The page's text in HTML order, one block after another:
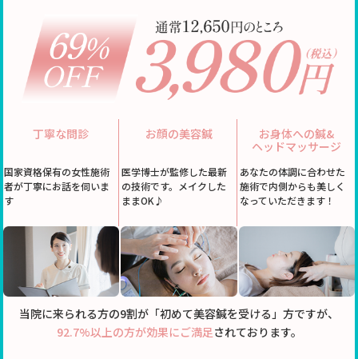
丁寧な問診
国家資格保有の女性施術
者が丁寧にお話を伺いま
す
お顔の美容鍼
医学博士が監修した最新
の技術です。メイクした
ままOK♪
お身体への鍼&
ヘッドマッサージ
あなたの体調に合わせた
施術で内側からも美しく
なっていただきます！
当院に来られる方の9割が「初めて美容鍼を受ける」方ですが、
92.7%以上の方が効果にご満足されております。